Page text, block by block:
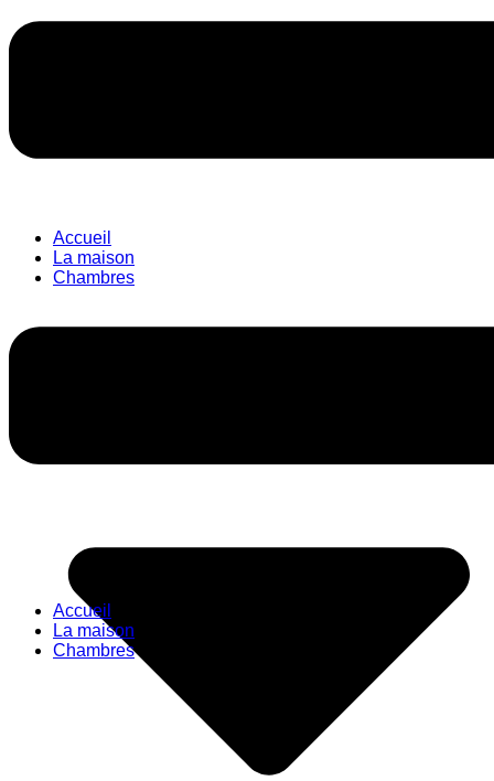
Accueil
La maison
Chambres
Accueil
La maison
Chambres